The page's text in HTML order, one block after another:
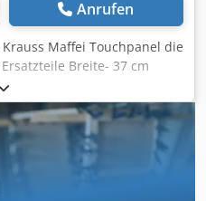
Anrufen
Krauss Maffei Touchpanel die
Breite- 37 cm
Ab Tjk